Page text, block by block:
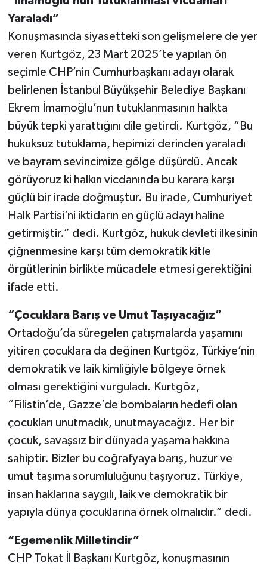
Yaraladı”
Konuşmasında siyasetteki son gelişmelere de yer
veren Kurtgöz, 23 Mart 2025’te yapılan ön
seçimle CHP’nin Cumhurbaşkanı adayı olarak
belirlenen İstanbul Büyükşehir Belediye Başkanı
Ekrem İmamoğlu’nun tutuklanmasının halkta
büyük tepki yarattığını dile getirdi. Kurtgöz, “Bu
hukuksuz tutuklama, hepimizi derinden yaraladı
ve bayram sevincimize gölge düşürdü. Ancak
görüyoruz ki halkın vicdanında bu karara karşı
güçlü bir irade doğmuştur. Bu irade, Cumhuriyet
Halk Partisi’ni iktidarın en güçlü adayı haline
getirmiştir.” dedi. Kurtgöz, hukuk devleti ilkesinin
çiğnenmesine karşı tüm demokratik kitle
örgütlerinin birlikte mücadele etmesi gerektiğini
ifade etti.
“Çocuklara Barış ve Umut Taşıyacağız”
Ortadoğu’da süregelen çatışmalarda yaşamını
yitiren çocuklara da değinen Kurtgöz, Türkiye’nin
demokratik ve laik kimliğiyle bölgeye örnek
olması gerektiğini vurguladı. Kurtgöz,
“Filistin’de, Gazze’de bombaların hedefi olan
çocukları unutmadık, unutmayacağız. Her bir
çocuk, savaşsız bir dünyada yaşama hakkına
sahiptir. Bizler bu coğrafyaya barış, huzur ve
umut taşıma sorumluluğunu taşıyoruz. Türkiye,
insan haklarına saygılı, laik ve demokratik bir
yapıyla dünya çocuklarına örnek olmalıdır.” dedi.
“Egemenlik Milletindir”
CHP Tokat İl Başkanı Kurtgöz, konuşmasının